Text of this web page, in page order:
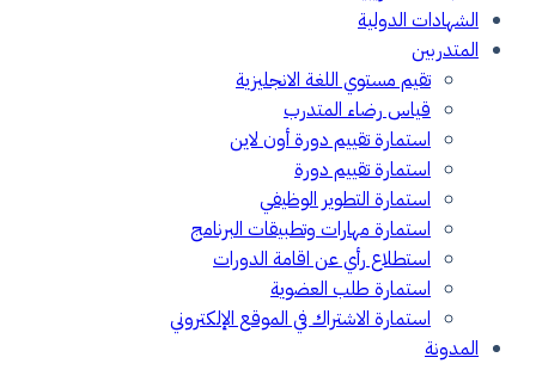
الشهادات الدولية
المتدربين
تقيم مستوي اللغة الانجليزية
قياس رضاء المتدرب
استمارة تقييم دورة أون لاين
استمارة تقييم دورة
استمارة التطوير الوظيفي
استمارة مهارات وتطبيقات البرنامج
استطلاع رأي عن اقامة الدورات
استمارة طلب العضوية
استمارة الاشتراك في الموقع الإلكتروني
المدونة